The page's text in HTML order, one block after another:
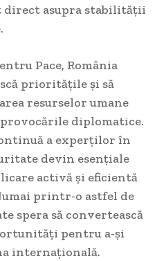
direct asupra stabilității
Pace, România
prioritățile și să
resurselor umane
provocările diplomatice.
a experților în
devin esențiale
activă și eficientă
printr-o astfel de
spera să convertească
pentru a-și
internațională.